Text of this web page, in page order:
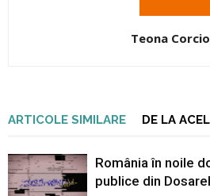
Teona
ARTICOLE SIMILARE DE LA
România în noile
publice din